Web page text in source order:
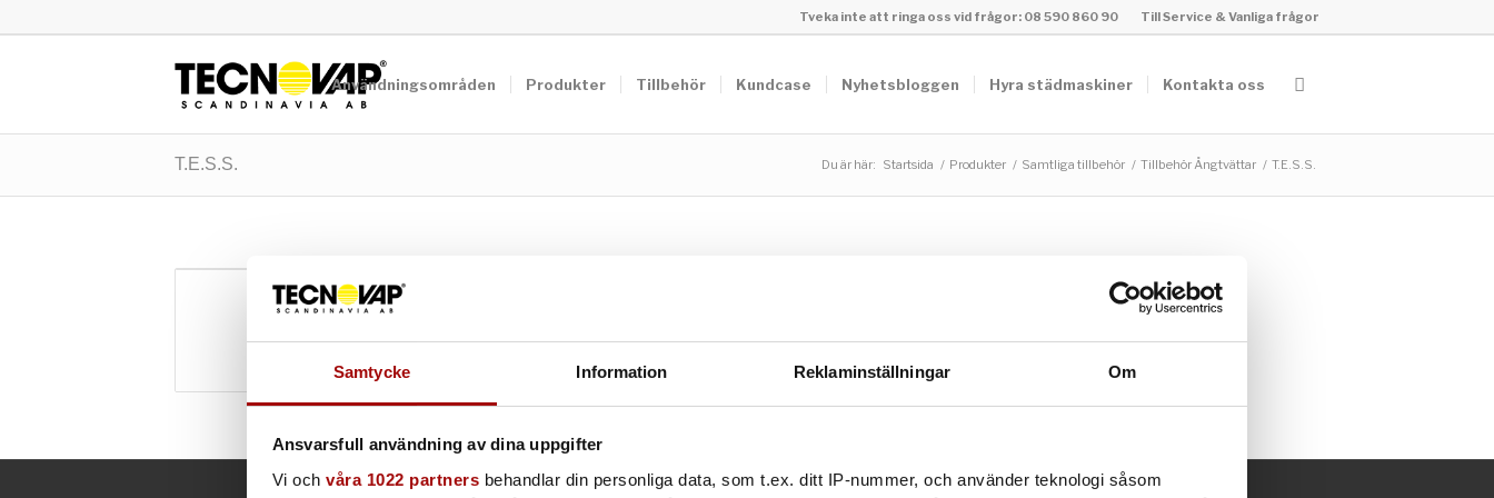
Samtycke Information Reklaminställningar Om
Ansvarsfull användning av dina uppgifter
Vi och våra 1022 partners behandlar din personliga data, som t.ex. ditt IP-nummer, och använder teknologi såsom
Till Service & Vanliga frågor
Tveka inte att ringa oss vid frågor: 08 590 860 90
Användningsområden Produkter Tillbehör Kundcase Nyhetsbloggen Hyra städmaskiner Kontakta oss
T.E.S.S. Du är här: Startsida / Produkter / Samtliga tillbehör / Tillbehör Ångtvättar / T.E.S.S.
T.E.S.S. – 10 bar